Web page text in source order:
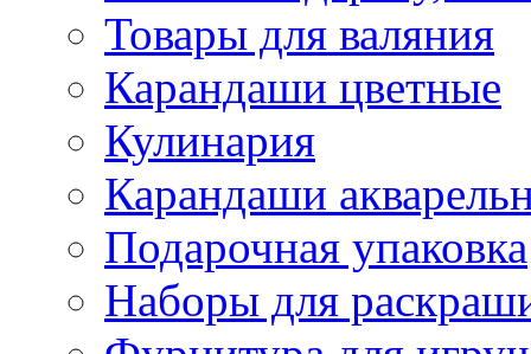
Товары для валяния
Карандаши цветные
Кулинария
Карандаши
Подарочная упаковка
Наборы для